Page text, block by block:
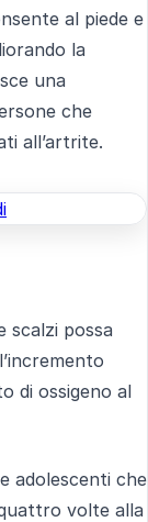
al piede e
la
una
che
all’artrite.
scalzi possa
di ossigeno al
adolescenti che
volte alla